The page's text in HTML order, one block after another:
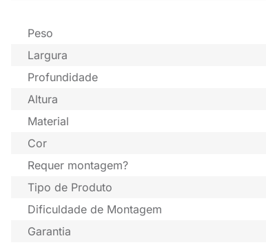
Peso
Largura
Profundidade
Altura
Material
Cor
Requer montagem?
Tipo de Produto
Dificuldade de Montagem
Garantia